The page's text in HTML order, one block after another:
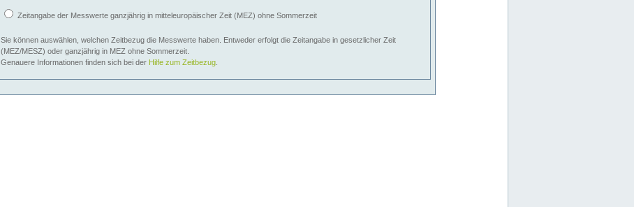
Zeitangabe der Messwerte ganzjährig in mitteleuropäischer Zeit (MEZ) ohne Sommerzeit
Sie können auswählen, welchen Zeitbezug die Messwerte haben. Entweder erfolgt die Zeitangabe in gesetzlicher Zeit
(MEZ/MESZ) oder ganzjährig in MEZ ohne Sommerzeit.
Genauere Informationen finden sich bei der Hilfe zum Zeitbezug